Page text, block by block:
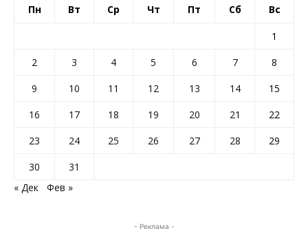
Пн Вт Ср Чт Пт Сб Вс
1
2
3 4 5 6 7
8
9
10 11 12 13 14
15
16
17 18 19 20 21
22
23
24 25 26 27 28
29
30
31
« Дек
Фев »
- Реклама -